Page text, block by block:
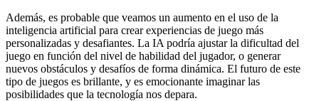
Además, es probable que veamos un aumento en el uso de la
inteligencia artificial para crear experiencias de juego más
personalizadas y desafiantes. La IA podría ajustar la dificultad del
juego en función del nivel de habilidad del jugador, o generar
nuevos obstáculos y desafíos de forma dinámica. El futuro de este
tipo de juegos es brillante, y es emocionante imaginar las
posibilidades que la tecnología nos depara.